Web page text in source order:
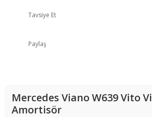
Tavsiye Et
Paylaş
Mercedes Viano W639 Vito
Amortisör